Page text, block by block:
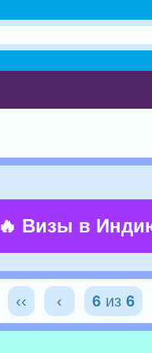
🔥 Визы в
‹‹ ‹ 6из 6